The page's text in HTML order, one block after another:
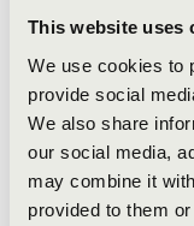
This website uses
We use cookies to
provide social
We also share
our social media,
may combine it
provided to them
16.)
Túra vezető: Filep
Homoki Olga
Ajánlott